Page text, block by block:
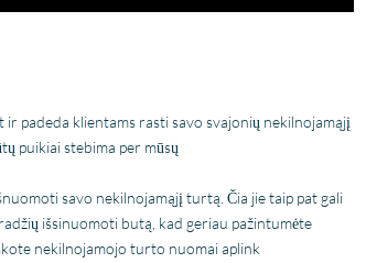
padeda klientams rasti savo svajonių nekilnojamąjį
puikiai stebima per mūsų
savo nekilnojamąjį turtą. Čia jie taip pat gali
išsinuomoti butą, kad geriau pažintumėte
nekilnojamojo turto nuomai aplink